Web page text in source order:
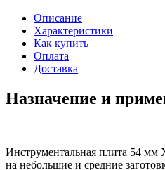
Описание
Характеристики
Как купить
Оплата
Доставка
Назначение и
Инструментальная плита 54 мм
на небольшие и средние